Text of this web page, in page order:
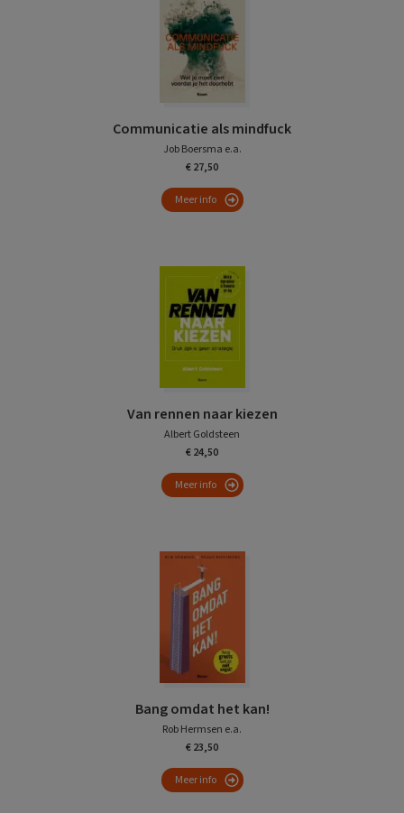
Communicatie als mindfuck
Job Boersma e.a.
€ 27,50
Meer info
Van rennen naar kiezen
Albert Goldsteen
€ 24,50
Meer info
Bang omdat het kan!
Rob Hermsen e.a.
€ 23,50
Meer info